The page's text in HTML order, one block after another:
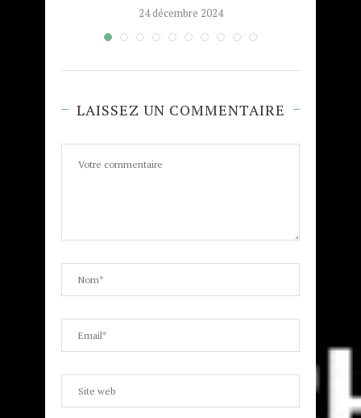
24 décembre 2024
LAISSEZ UN COMMENTAIRE